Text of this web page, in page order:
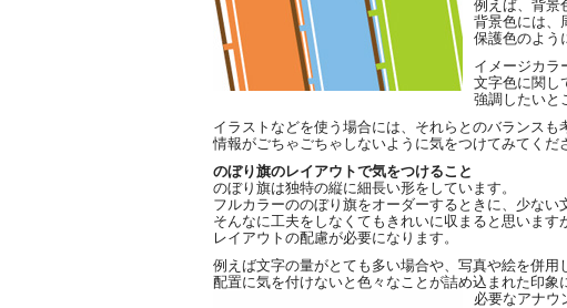
例えば、背景
背景色には、
保護色のよう
イメージカラ
文字色に関し
強調したいと
イラストなどを使う場合には、それらとのバランスも
情報がごちゃごちゃしないように気をつけてみてくだ
のぼり旗のレイアウトで気をつけること
のぼり旗は独特の縦に細長い形をしています。
フルカラーののぼり旗をオーダーするときに、少ない
そんなに工夫をしなくてもきれいに収まると思います
レイアウトの配慮が必要になります。
例えば文字の量がとても多い場合や、写真や絵を併用
配置に気を付けないと色々なことが詰め込まれた印象
必要なアナウ